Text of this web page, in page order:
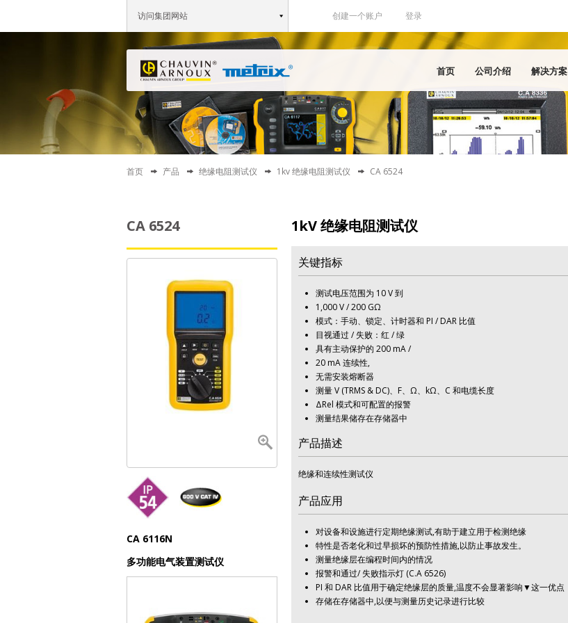
访问集团网站 创建一个账户 登录
首页 公司介绍 解决方案
首页 产品 绝缘电阻测试仪 1kv 绝缘电阻测试仪 CA 6524
CA 6524
CA 6116N
多功能电气装置测试仪
1kV 绝缘电阻测试仪
关键指标
测试电压范围为 10 V 到
1,000 V / 200 GΩ
模式：手动、锁定、计时器和 PI / DAR 比值
目视通过 / 失败：红 / 绿
具有主动保护的 200 mA /
20 mA 连续性,
无需安装熔断器
测量 V (TRMS & DC)、F、Ω、kΩ、C 和电缆长度
ΔRel 模式和可配置的报警
测量结果储存在存储器中
产品描述
绝缘和连续性测试仪
产品应用
对设备和设施进行定期绝缘测试,有助于建立用于检测绝缘
特性是否老化和过早损坏的预防性措施,以防止事故发生。
测量绝缘层在编程时间内的情况
报警和通过/ 失败指示灯 (C.A 6526)
PI 和 DAR 比值用于确定绝缘层的质量,温度不会显著影响▼这一优点
存储在存储器中,以便与测量历史记录进行比较